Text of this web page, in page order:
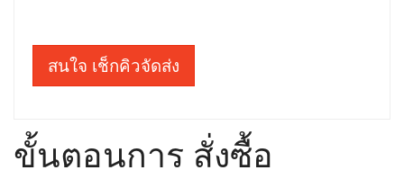
สนใจ เช็กคิวจัดส่ง
ขั้นตอนการ สั่งซื้อ